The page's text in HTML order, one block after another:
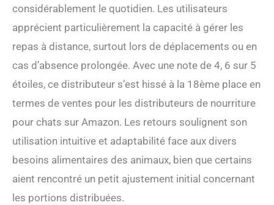
considérablement le quotidien. Les utilisateurs
apprécient particulièrement la capacité à gérer les
repas à distance, surtout lors de déplacements ou en
cas d’absence prolongée. Avec une note de 4, 6 sur 5
étoiles, ce distributeur s’est hissé à la 18ème place en
termes de ventes pour les distributeurs de nourriture
pour chats sur Amazon. Les retours soulignent son
utilisation intuitive et adaptabilité face aux divers
besoins alimentaires des animaux, bien que certains
aient rencontré un petit ajustement initial concernant
les portions distribuées.